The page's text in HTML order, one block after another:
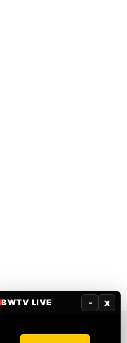
Google Play
BWTV LIVE - x